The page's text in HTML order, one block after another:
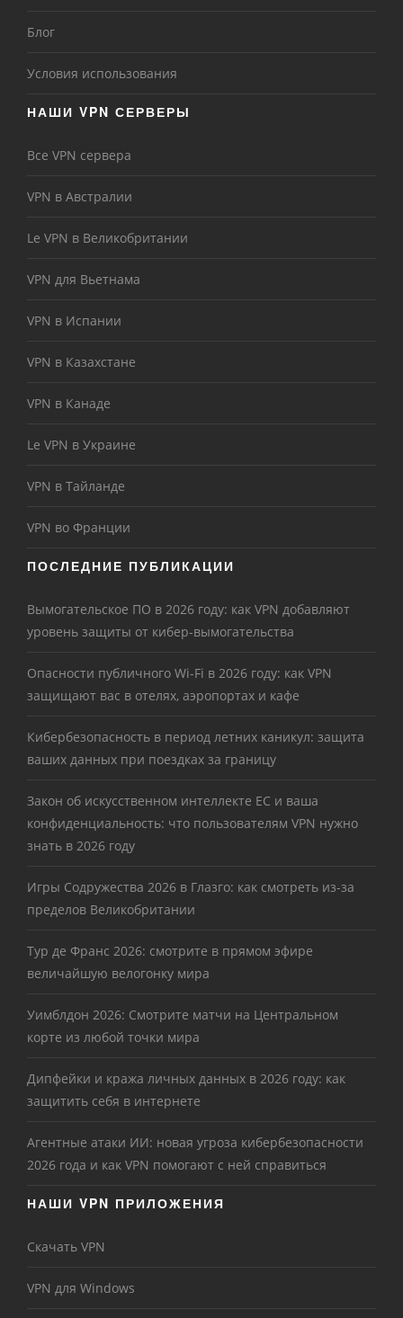
Блог
Условия использования
НАШИ VPN СЕРВЕРЫ
Все VPN сервера
VPN в Австралии
Le VPN в Великобритании
VPN для Вьетнама
VPN в Испании
VPN в Казахстане
VPN в Канаде
Le VPN в Украине
VPN в Тайланде
VPN во Франции
ПОСЛЕДНИЕ ПУБЛИКАЦИИ
Вымогательское ПО в 2026 году: как VPN добавляют
уровень защиты от кибер-вымогательства
Опасности публичного Wi-Fi в 2026 году: как VPN
защищают вас в отелях, аэропортах и кафе
Кибербезопасность в период летних каникул: защита
ваших данных при поездках за границу
Закон об искусственном интеллекте ЕС и ваша
конфиденциальность: что пользователям VPN нужно
знать в 2026 году
Игры Содружества 2026 в Глазго: как смотреть из-за
пределов Великобритании
Тур де Франс 2026: смотрите в прямом эфире
величайшую велогонку мира
Уимблдон 2026: Смотрите матчи на Центральном
корте из любой точки мира
Дипфейки и кража личных данных в 2026 году: как
защитить себя в интернете
Агентные атаки ИИ: новая угроза кибербезопасности
2026 года и как VPN помогают с ней справиться
НАШИ VPN ПРИЛОЖЕНИЯ
Скачать VPN
VPN для Windows